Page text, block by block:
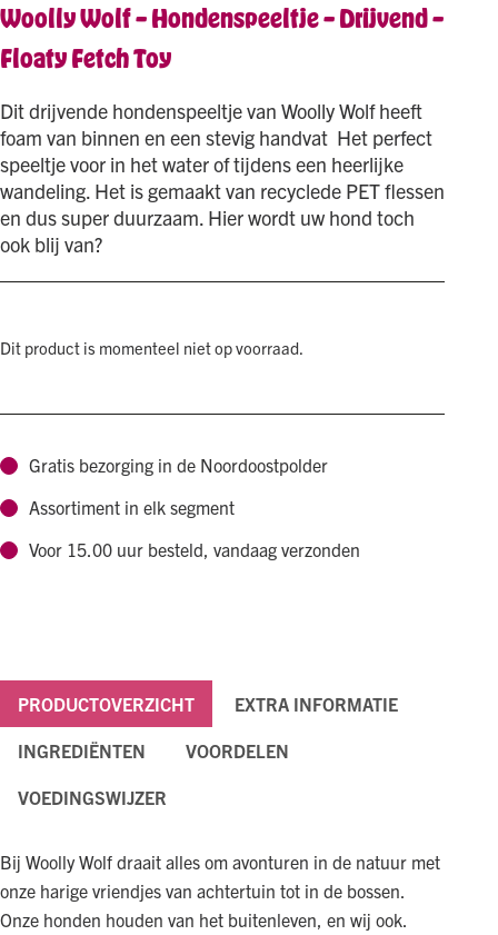
Woolly Wolf – Hondenspeeltje – Drijvend –
Floaty Fetch Toy
Dit drijvende hondenspeeltje van Woolly Wolf heeft
foam van binnen en een stevig handvat Het perfect
speeltje voor in het water of tijdens een heerlijke
wandeling. Het is gemaakt van recyclede PET flessen
en dus super duurzaam. Hier wordt uw hond toch
ook blij van?
Dit product is momenteel niet op voorraad.
Gratis bezorging in de Noordoostpolder
Assortiment in elk segment
Voor 15.00 uur besteld, vandaag verzonden
PRODUCTOVERZICHT EXTRA INFORMATIE
INGREDIËNTEN VOORDELEN
VOEDINGSWIJZER
Bij Woolly Wolf draait alles om avonturen in de natuur met
onze harige vriendjes van achtertuin tot in de bossen.
Onze honden houden van het buitenleven, en wij ook.